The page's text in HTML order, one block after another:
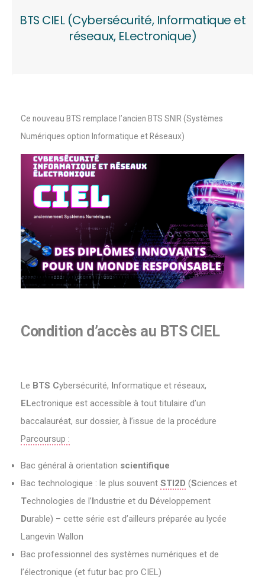
BTS CIEL (Cybersécurité, Informatique et
réseaux, ELectronique)
Ce nouveau BTS remplace l’ancien BTS SNIR (Systèmes
Numériques option Informatique et Réseaux)
Condition d’accès au BTS CIEL
Le BTS Cybersécurité, Informatique et réseaux,
ELectronique est accessible à tout titulaire d’un
baccalauréat, sur dossier, à l’issue de la procédure
Parcoursup :
Bac général à orientation scientifique
Bac technologique : le plus souvent STI2D (Sciences et
Technologies de l’Industrie et du Développement
Durable) – cette série est d’ailleurs préparée au lycée
Langevin Wallon
Bac professionnel des systèmes numériques et de
l’électronique (et futur bac pro CIEL)